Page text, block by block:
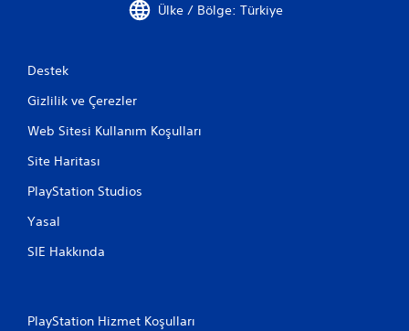
Ülke / Bölge: Türkiye
Destek
Gizlilik ve Çerezler
Web Sitesi Kullanım Koşulları
Site Haritası
PlayStation Studios
Yasal
SIE Hakkında
PlayStation Hizmet Koşulları